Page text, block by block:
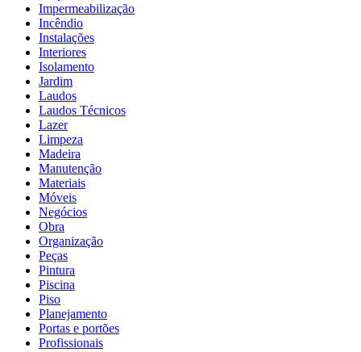
Impermeabilização
Incêndio
Instalações
Interiores
Isolamento
Jardim
Laudos
Laudos Técnicos
Lazer
Limpeza
Madeira
Manutenção
Materiais
Móveis
Negócios
Obra
Organização
Peças
Pintura
Piscina
Piso
Planejamento
Portas e portões
Profissionais